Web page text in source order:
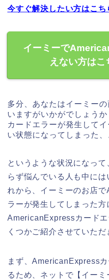
今すぐ解決したい方はこち
イーミーで
えない方はこ
多分、あなたはイーミー
いますがいかがでしょう
カードエラーが発生して
い状態になってしまった、
というような状況になっ
らず悩んでいる人も中に
れから、イーミーのお店
ラーが発生してしまった
AmericanExpressカード
くつかご紹介させていただ
まず、AmericanExpress
るため、ネットで【イー